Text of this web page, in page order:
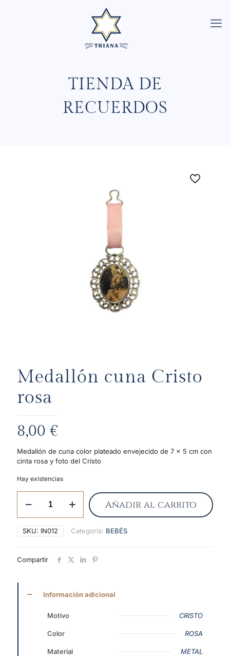
TIENDA
Medallón cuna Cristo
rosa
8,00 €
Medallón de cuna color plateado envejecido de 7 x 5 cm con
cinta rosa y foto del Cristo
Hay existencias
cuna
rosa
cantidad
Añadir al carrito
SKU: IN012 Categoría: BEBÉS
Compartir
Información adicional
Motivo CRISTO
Color ROSA
Material METAL